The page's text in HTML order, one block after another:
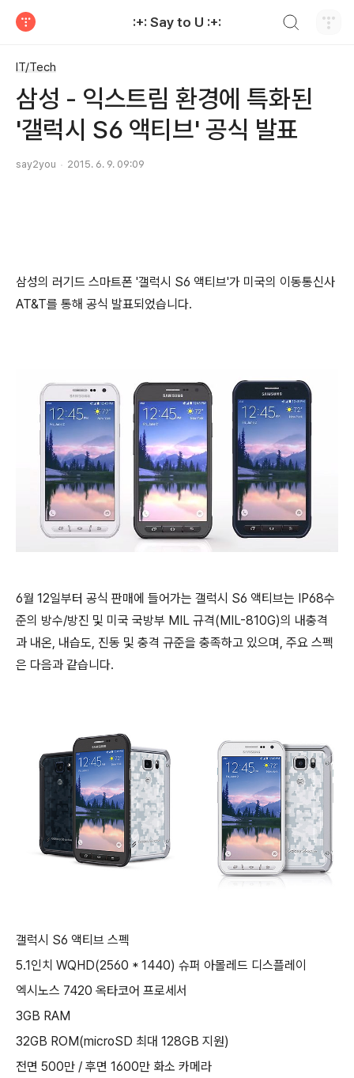
:+: Say to U :+:
IT/Tech
삼성 - 익스트림 환경에 특화된
'갤럭시 S6 액티브' 공식 발표
say2you 2015. 6. 9. 09:09
삼성의 러기드 스마트폰 '갤럭시 S6 액티브'가 미국의 이동통신사
AT&T를 통해 공식 발표되었습니다.
6월 12일부터 공식 판매에 들어가는 갤럭시 S6 액티브는 IP68수
준의 방수/방진 및 미국 국방부 MIL 규격(MIL-810G)의 내충격
과 내온, 내습도, 진동 및 충격 규준을 충족하고 있으며, 주요 스펙
은 다음과 같습니다.
갤럭시 S6 액티브 스펙
5.1인치 WQHD(2560 * 1440) 슈퍼 아몰레드 디스플레이
엑시노스 7420 옥타코어 프로세서
3GB RAM
32GB ROM(microSD 최대 128GB 지원)
전면 500만 / 후면 1600만 화소 카메라